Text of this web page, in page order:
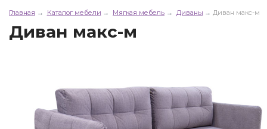
Главная Каталог мебели Мягкая мебель Диваны Диван макс-м
Диван макс-м